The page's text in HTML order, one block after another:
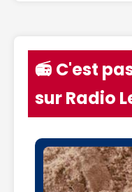
📻 C'est
sur Radio